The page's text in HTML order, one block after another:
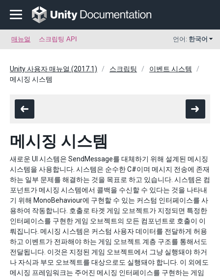
매뉴얼 스크립팅 API 언어: 한국어
Unity 사용자 매뉴얼 (2017.1) 스크립팅
이벤트 시스템
메시징 시스템
메시징 시스템
새로운 UI 시스템은 SendMessage를 대체하기 위해 설계된 메시징
시스템을 사용합니다. 시스템은 순수한 C#이며 메시지 전송에 존재
하는 일부 문제를 해결하는 것을 목표로 하고 있습니다. 시스템은 컴
포넌트가 메시징 시스템에서 콜백을 수신할 수 있다는 것을 나타내
기 위해 MonoBehaviour에 구현할 수 있는 커스텀 인터페이스를 사
용하여 작동합니다. 호출로 타겟 게임 오브젝트가 지정되면 특정한
인터페이스를 구현한 게임 오브젝트의 모든 컴포넌트로 호출이 이
뤄집니다. 메시징 시스템은 커스텀 사용자 데이터를 전달하게 허용
하고 이벤트가 전파해야 하는 게임 오브젝트 계층 구조를 통해서도
전달됩니다. 이것은 지정된 게임 오브젝트에서 그냥 실행돼야 하거
나 자식과 부모 오브젝트를 대상으로도 실행돼야 합니다. 이 외에도
메시징 프레임워크는 주어진 메시징 인터페이스를 구현하는 게임